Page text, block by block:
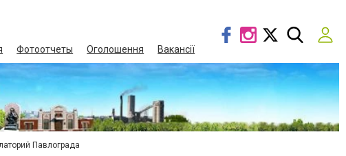
Фотоотчеты Оголошення Вакансії
Павлограда